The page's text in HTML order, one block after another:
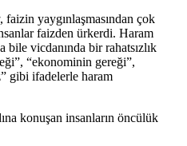
yaygınlaşmasından çok
faizden ürkerdi. Haram
bile vicdanında bir rahatsızlık
“ekonominin gereği”,
gibi ifadelerle haram
konuşan insanların öncülük